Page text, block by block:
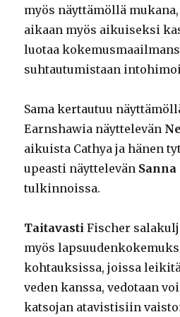
myös näyttämöllä
aikaan myös aikuiseksi
luotaa
suhtautumistaan
Sama kertautuu
Earnshawia näyttelevän
aikuista Cathya ja hänen
upeasti näyttelevän
tulkinnoissa.
Taitavasti Fischer
myös
kohtauksissa, joissa
veden kanssa, vedotaan
katsojan atavistisiin